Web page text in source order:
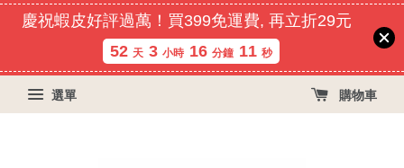
慶祝蝦皮好評過萬！買399免運費, 再立折29元
52 天 3 小時 16 分鐘 10 秒
選單 購物車